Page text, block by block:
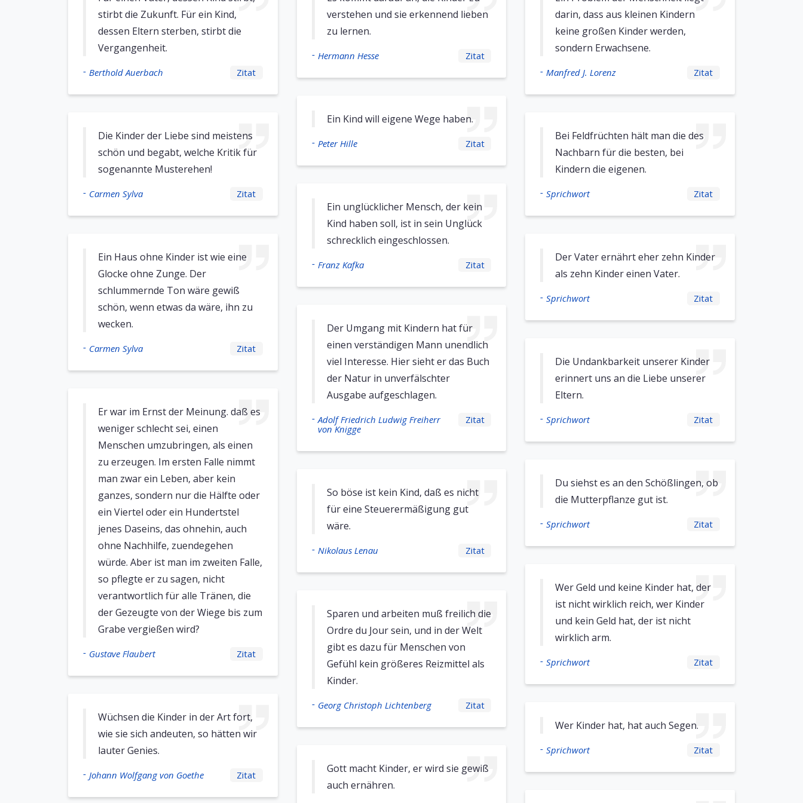
stirbt die Zukunft. Für ein Kind,
dessen Eltern sterben, stirbt die
Vergangenheit.
- Berthold Auerbach Zitat
Die Kinder der Liebe sind meistens
schön und begabt, welche Kritik für
sogenannte Musterehen!
- Carmen Sylva Zitat
Ein Haus ohne Kinder ist wie eine
Glocke ohne Zunge. Der
schlummernde Ton wäre gewiß
schön, wenn etwas da wäre, ihn zu
wecken.
- Carmen Sylva Zitat
Er war im Ernst der Meinung. daß es
weniger schlecht sei, einen
Menschen umzubringen, als einen
zu erzeugen. Im ersten Falle nimmt
man zwar ein Leben, aber kein
ganzes, sondern nur die Hälfte oder
ein Viertel oder ein Hundertstel
jenes Daseins, das ohnehin, auch
ohne Nachhilfe, zuendegehen
würde. Aber ist man im zweiten Falle,
so pflegte er zu sagen, nicht
verantwortlich für alle Tränen, die
der Gezeugte von der Wiege bis zum
Grabe vergießen wird?
- Gustave Flaubert Zitat
Wüchsen die Kinder in der Art fort,
wie sie sich andeuten, so hätten wir
lauter Genies.
- Johann Wolfgang von Goethe Zitat
verstehen und sie erkennend lieben
zu lernen.
- Hermann Hesse Zitat
Ein Kind will eigene Wege haben.
- Peter Hille Zitat
Ein unglücklicher Mensch, der kein
Kind haben soll, ist in sein Unglück
schrecklich eingeschlossen.
- Franz Kafka Zitat
Der Umgang mit Kindern hat für
einen verständigen Mann unendlich
viel Interesse. Hier sieht er das Buch
der Natur in unverfälschter
Ausgabe aufgeschlagen.
- Adolf Friedrich Ludwig Freiherr
von Knigge
Zitat
So böse ist kein Kind, daß es nicht
für eine Steuerermäßigung gut
wäre.
- Nikolaus Lenau Zitat
Sparen und arbeiten muß freilich die
Ordre du Jour sein, und in der Welt
gibt es dazu für Menschen von
Gefühl kein größeres Reizmittel als
Kinder.
- Georg Christoph Lichtenberg Zitat
Gott macht Kinder, er wird sie gewiß
auch ernähren.
darin, dass aus kleinen Kindern
keine großen Kinder werden,
sondern Erwachsene.
- Manfred J. Lorenz Zitat
Bei Feldfrüchten hält man die des
Nachbarn für die besten, bei
Kindern die eigenen.
- Sprichwort Zitat
Der Vater ernährt eher zehn Kinder
als zehn Kinder einen Vater.
- Sprichwort Zitat
Die Undankbarkeit unserer Kinder
erinnert uns an die Liebe unserer
Eltern.
- Sprichwort Zitat
Du siehst es an den Schößlingen, ob
die Mutterpflanze gut ist.
- Sprichwort Zitat
Wer Geld und keine Kinder hat, der
ist nicht wirklich reich, wer Kinder
und kein Geld hat, der ist nicht
wirklich arm.
- Sprichwort Zitat
Wer Kinder hat, hat auch Segen.
- Sprichwort Zitat